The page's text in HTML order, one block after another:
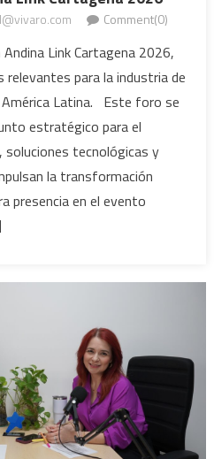
Comment(0)
Link Cartagena 2026,
para la industria de
Latina. Este foro se
estratégico para el
soluciones tecnológicas y
la transformación
presencia en el evento